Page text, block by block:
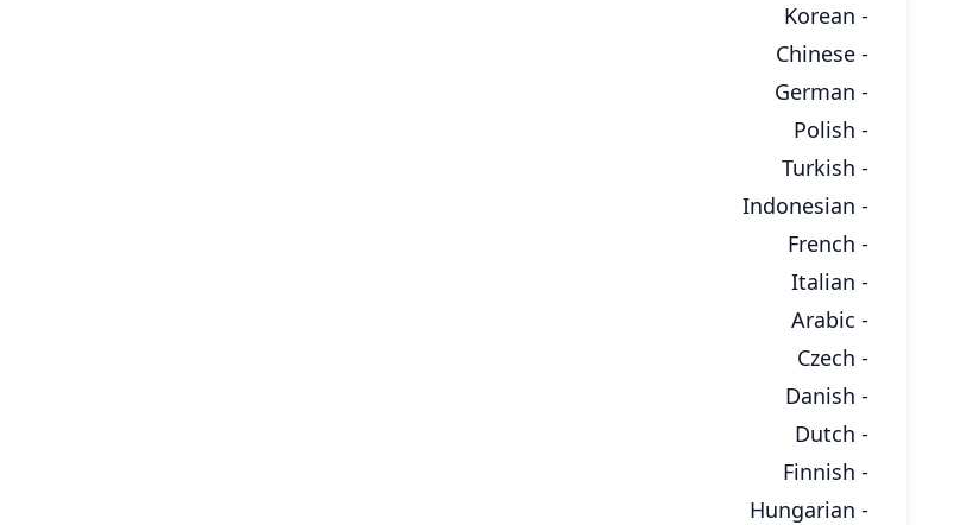
- Korean
- Chinese
- German
- Polish
- Turkish
- Indonesian
- French
- Italian
- Arabic
- Czech
- Danish
- Dutch
- Finnish
- Hungarian